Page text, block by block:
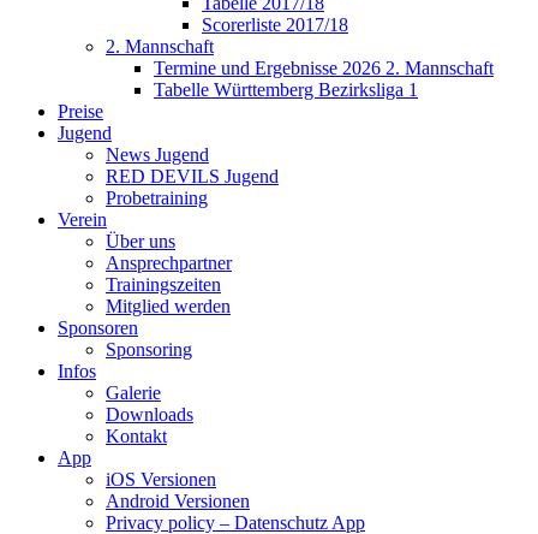
Scorerliste 2017/18
2. Mannschaft
Termine und Ergebnisse 2026 2. Mannschaft
Tabelle Württemberg Bezirksliga 1
Preise
Jugend
News Jugend
RED DEVILS Jugend
Probetraining
Verein
Über uns
Ansprechpartner
Trainingszeiten
Mitglied werden
Sponsoren
Sponsoring
Infos
Galerie
Downloads
Kontakt
App
iOS Versionen
Android Versionen
Privacy policy – Datenschutz App